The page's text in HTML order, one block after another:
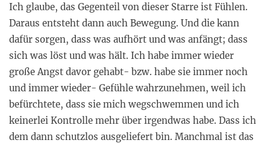
Ich glaube, das Gegenteil von dieser Starre ist Fühlen.
Daraus entsteht dann auch Bewegung. Und die kann
dafür sorgen, dass was aufhört und was anfängt; dass
sich was löst und was hält. Ich habe immer wieder
große Angst davor gehabt- bzw. habe sie immer noch
und immer wieder- Gefühle wahrzunehmen, weil ich
befürchtete, dass sie mich wegschwemmen und ich
keinerlei Kontrolle mehr über irgendwas habe. Dass ich
dem dann schutzlos ausgeliefert bin. Manchmal ist das